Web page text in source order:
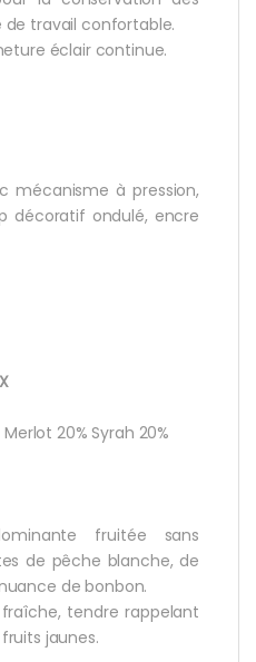
travail confortable.
éclair continue.
mécanisme à pression,
décoratif ondulé, encre
20% Syrah 20%
fruitée sans
de pêche blanche, de
de bonbon.
tendre rappelant
jaunes.